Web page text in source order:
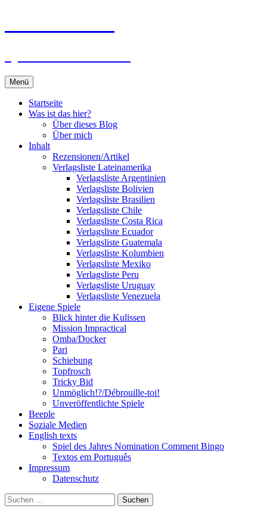
Menü
Startseite
Was ist das hier?
Über dieses Blog
Über mich
Inhalt
Rezensionen/Artikel
Verlagsliste Lateinamerika
Verlagsliste Argentinien
Verlagsliste Bolivien
Verlagsliste Brasilien
Verlagsliste Chile
Verlagsliste Costa Rica
Verlagsliste Ecuador
Verlagsliste Guatemala
Verlagsliste Kolumbien
Verlagsliste Mexiko
Verlagsliste Peru
Verlagsliste Uruguay
Verlagsliste Venezuela
Eigene Spiele
Blick hinter die Kulissen
Mission Impractical
Omba/Docker
Pari
Schiebung
Topfrosch
Tricky Bid
Unmöglich!?/Débrouille-toi!
Unveröffentlichte Spiele
Beeple
Soziale Medien
English texts
Spiel des Jahres Nomination Comment Bingo
Textos em Português
Impressum
Datenschutz
Suchen
nach: